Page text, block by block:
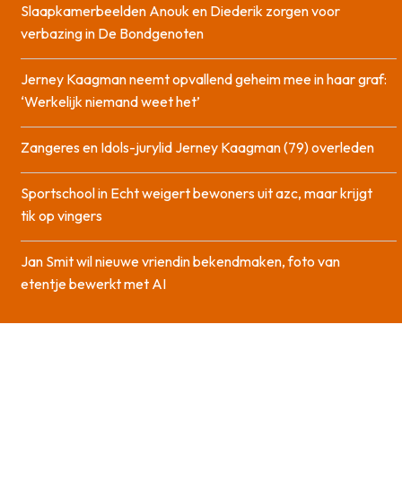
Slaapkamerbeelden Anouk en Diederik zorgen voor
verbazing in De Bondgenoten
Jerney Kaagman neemt opvallend geheim mee in haar graf:
‘Werkelijk niemand weet het’
Zangeres en Idols-jurylid Jerney Kaagman (79) overleden
Sportschool in Echt weigert bewoners uit azc, maar krijgt
tik op vingers
Jan Smit wil nieuwe vriendin bekendmaken, foto van
etentje bewerkt met AI